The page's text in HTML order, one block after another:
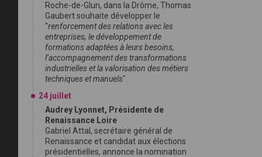
Roche-de-Glun, dans la Drôme, Thomas
Gaubert souhaite développer le
"renforcement des relations avec les
entreprises, le développement de
formations adaptées à leurs besoins,
l’accompagnement des transformations
industrielles et la valorisation des métiers
techniques et manuels".
24 juillet
Audrey Lyonnet, Présidente de
Renaissance Loire
Gabriel Attal, secrétaire général de
Renaissance et candidat aux élections
présidentielles, annonce la nomination